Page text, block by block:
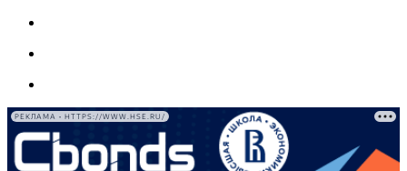
РЕКЛАМА • HTTPS://WWW.HSE.RU/